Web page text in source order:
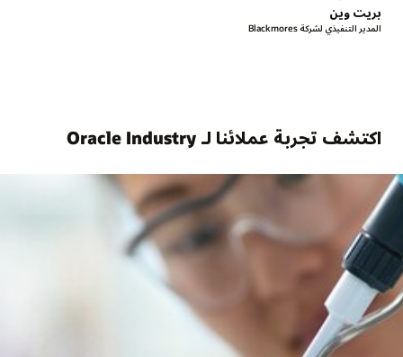
بريت وين
المدير التنفيذي لشركة Blackmores
اكتشف تجربة عملائنا لـ Oracle Industry